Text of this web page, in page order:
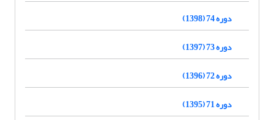
دوره 74 (1398)
دوره 73 (1397)
دوره 72 (1396)
دوره 71 (1395)